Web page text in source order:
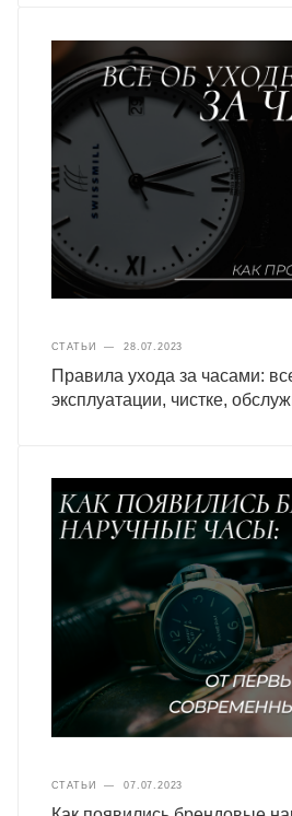
СТАТЬИ — 28.07.2023
Правила ухода за часами:
эксплуатации, чистке,
СТАТЬИ — 07.07.2023